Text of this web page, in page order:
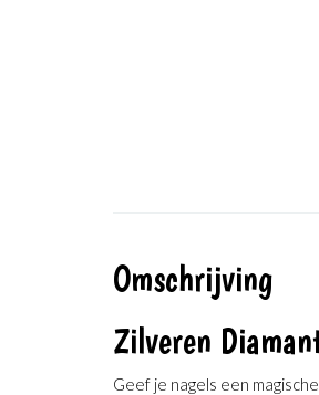
Omschrijving
Zilveren
Geef je nagels een